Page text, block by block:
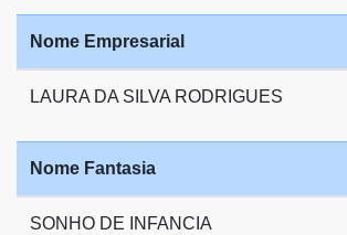
Nome Empresarial
LAURA DA SILVA RODRIGUES
Nome Fantasia
SONHO DE INFANCIA